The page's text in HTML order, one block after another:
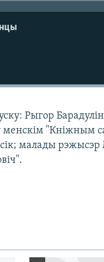
Рыгор
менскім "Кніжным
малады рэжысэр